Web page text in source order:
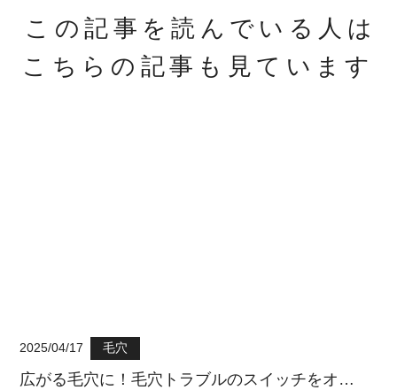
この記事を読んでいる人は
こちらの記事も見ています
2025/04/17 毛穴
広がる毛穴に！毛穴トラブルのスイッチをオ…